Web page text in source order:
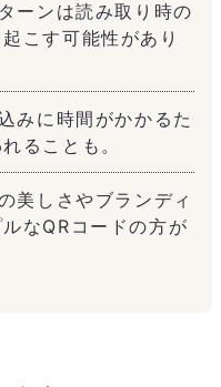
ーンは読み取り時の
こす可能性があり
みに時間がかかるた
ることも。
美しさやブランディ
なQRコードの方が